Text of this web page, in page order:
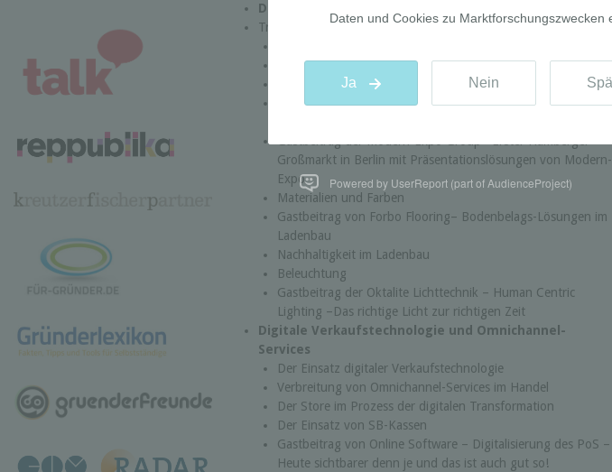
Der Store im Omnichannel-Zeitalter
Trends der Ladengestaltung und Warenpräsentation
Warenpräsentation und Visual Merchandising
Ladenmöblierung und Raumgestaltung
Gastbeitrag der Barthelmess Group – „Nur das
Großmarkt in Berlin mit Präsentationslösungen von Modern-
Expo
Materialien und Farben
Gastbeitrag von Forbo Flooring– Bodenbelags-Lösungen im
Ladenbau
Nachhaltigkeit im Ladenbau
Beleuchtung
Gastbeitrag der Oktalite Lichttechnik – Human Centric
Lighting –Das richtige Licht zur richtigen Zeit
Digitale Verkaufstechnologie und Omnichannel-
Services
Der Einsatz digitaler Verkaufstechnologie
Verbreitung von Omnichannel-Services im Handel
Der Store im Prozess der digitalen Transformation
Der Einsatz von SB-Kassen
Gastbeitrag von Online Software – Digitalisierung des PoS –
Heute sichtbarer denn je und das ist auch gut so!
Powered by UserReport (part of AudienceProject)